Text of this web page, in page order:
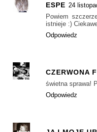
ESPE 24
Powiem
istnieje :)
Odpowiedz
CZERWONA
świetna sprawa!
Odpowiedz